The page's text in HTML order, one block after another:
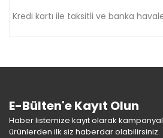
Kredi kartı ile taksitli ve banka
E-Bülten'e Kayıt Olun
Haber listemize kayıt olarak
ürünlerden ilk siz haberdar olabilirsiniz.